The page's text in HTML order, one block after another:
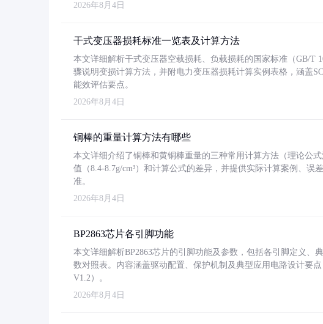
2026年8月4日
干式变压器损耗标准一览表及计算方法
本文详细解析干式变压器空载损耗、负载损耗的国家标准（GB/T
骤说明变损计算方法，并附电力变压器损耗计算实例表格，涵盖
能效评估要点。
2026年8月4日
铜棒的重量计算方法有哪些
本文详细介绍了铜棒和黄铜棒重量的三种常用计算方法（理论公
值（8.4-8.7g/cm³）和计算公式的差异，并提供实际计算案例、误
准。
2026年8月4日
BP2863芯片各引脚功能
本文详细解析BP2863芯片的引脚功能及参数，包括各引脚定义、
数对照表。内容涵盖驱动配置、保护机制及典型应用电路设计要
V1.2）。
2026年8月4日